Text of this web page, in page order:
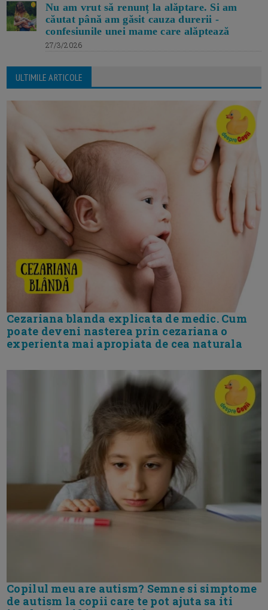
Nu am vrut să renunț la alăptare. Si am
căutat până am găsit cauza durerii -
confesiunile unei mame care alăptează
27/3/2026
ULTIMILE ARTICOLE
Cezariana blanda explicata de medic. Cum
poate deveni nasterea prin cezariana o
experienta mai apropiata de cea naturala
Copilul meu are autism? Semne si simptome
de autism la copii care te pot ajuta sa iti